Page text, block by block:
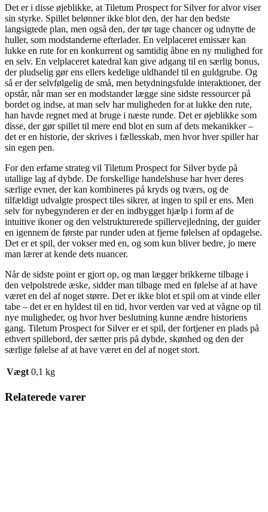
Det er i disse øjeblikke, at Tiletum Prospect for Silver for alvor viser
sin styrke. Spillet belønner ikke blot den, der har den bedste
langsigtede plan, men også den, der tør tage chancer og udnytte de
huller, som modstanderne efterlader. En velplaceret emissær kan
lukke en rute for en konkurrent og samtidig åbne en ny mulighed for
en selv. En velplaceret katedral kan give adgang til en særlig bonus,
der pludselig gør ens ellers kedelige uldhandel til en guldgrube. Og
så er der selvfølgelig de små, men betydningsfulde interaktioner, der
opstår, når man ser en modstander lægge sine sidste ressourcer på
bordet og indse, at man selv har muligheden for at lukke den rute,
han havde regnet med at bruge i næste runde. Det er øjeblikke som
disse, der gør spillet til mere end blot en sum af dets mekanikker –
det er en historie, der skrives i fællesskab, men hvor hver spiller har
sin egen pen.
For den erfarne strateg vil Tiletum Prospect for Silver byde på
utallige lag af dybde. De forskellige handelshuse har hver deres
særlige evner, der kan kombineres på kryds og tværs, og de
tilfældigt udvalgte prospect tiles sikrer, at ingen to spil er ens. Men
selv for nybegynderen er der en indbygget hjælp i form af de
intuitive ikoner og den velstrukturerede spillervejledning, der guider
en igennem de første par runder uden at fjerne følelsen af opdagelse.
Det er et spil, der vokser med en, og som kun bliver bedre, jo mere
man lærer at kende dets nuancer.
Når de sidste point er gjort op, og man lægger brikkerne tilbage i
den velpolstrede æske, sidder man tilbage med en følelse af at have
været en del af noget større. Det er ikke blot et spil om at vinde eller
tabe – det er en hyldest til en tid, hvor verden var ved at vågne op til
nye muligheder, og hvor hver beslutning kunne ændre historiens
gang. Tiletum Prospect for Silver er et spil, der fortjener en plads på
ethvert spillebord, der sætter pris på dybde, skønhed og den der
særlige følelse af at have været en del af noget stort.
Vægt 0,1 kg
Relaterede varer